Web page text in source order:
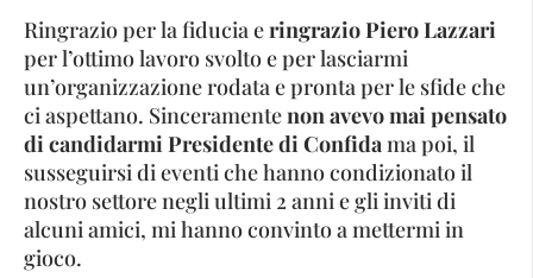
Ringrazio per la fiducia eringrazio Piero Lazzari
per l’ottimo lavoro svolto e per lasciarmi
un’organizzazione rodata e pronta per le sfide che
ci aspettano. Sinceramentenon avevo mai pensato
di candidarmi Presidente di Confidama poi, il
susseguirsi di eventi che hanno condizionato il
nostro settore negli ultimi 2 anni e gli inviti di
alcuni amici, mi hanno convinto a mettermi in
gioco.